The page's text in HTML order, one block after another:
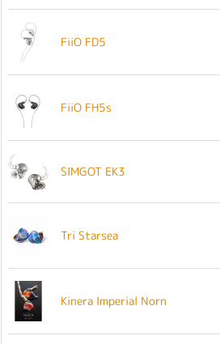
FiiO FD5
FiiO FH5s
SIMGOT EK3
Tri Starsea
Kinera Imperial Norn